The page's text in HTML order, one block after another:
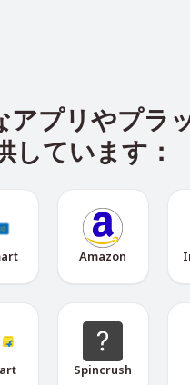
プリやプラ
しています：
Amazon
Spincrush